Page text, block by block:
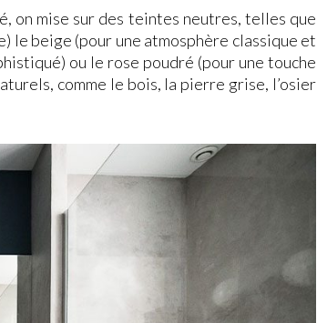
on mise sur des teintes neutres, telles que
le beige (pour une atmosphère classique et
ou le rose poudré (pour une touche
comme le bois, la pierre grise, l’osier